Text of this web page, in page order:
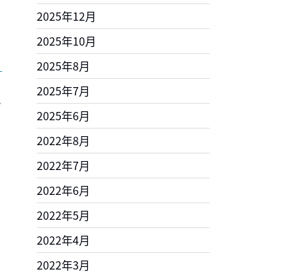
2025年12月
2025年10月
2025年8月
2025年7月
2025年6月
2022年8月
2022年7月
2022年6月
2022年5月
2022年4月
2022年3月